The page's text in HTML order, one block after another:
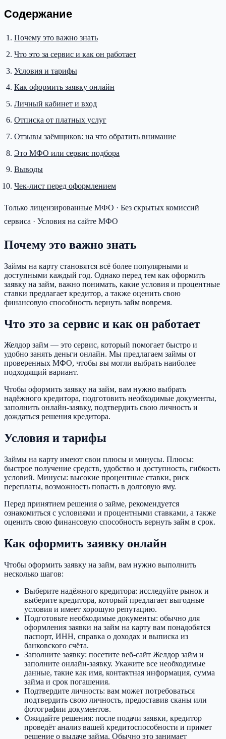
Содержание
Почему это важно знать
Что это за сервис и как он работает
Условия и тарифы
Как оформить заявку онлайн
Личный кабинет и вход
Отписка от платных услуг
Отзывы заёмщиков: на что обратить внимание
Это МФО или сервис подбора
Выводы
Чек-лист перед оформлением
Только лицензированные МФО · Без скрытых комиссий
сервиса · Условия на сайте МФО
Почему это важно знать
Займы на карту становятся всё более популярными и
доступными каждый год. Однако перед тем как оформить
заявку на займ, важно понимать, какие условия и процентные
ставки предлагает кредитор, а также оценить свою
финансовую способность вернуть займ вовремя.
Что это за сервис и как он работает
Желдор займ — это сервис, который помогает быстро и
удобно занять деньги онлайн. Мы предлагаем займы от
проверенных МФО, чтобы вы могли выбрать наиболее
подходящий вариант.
Чтобы оформить заявку на займ, вам нужно выбрать
надёжного кредитора, подготовить необходимые документы,
заполнить онлайн-заявку, подтвердить свою личность и
дождаться решения кредитора.
Условия и тарифы
Займы на карту имеют свои плюсы и минусы. Плюсы:
быстрое получение средств, удобство и доступность, гибкость
условий. Минусы: высокие процентные ставки, риск
переплаты, возможность попасть в долговую яму.
Перед принятием решения о займе, рекомендуется
ознакомиться с условиями и процентными ставками, а также
оценить свою финансовую способность вернуть займ в срок.
Как оформить заявку онлайн
Чтобы оформить заявку на займ, вам нужно выполнить
несколько шагов:
Выберите надёжного кредитора: исследуйте рынок и
выберите кредитора, который предлагает выгодные
условия и имеет хорошую репутацию.
Подготовьте необходимые документы: обычно для
оформления заявки на займ на карту вам понадобятся
паспорт, ИНН, справка о доходах и выписка из
банковского счёта.
Заполните заявку: посетите веб-сайт Желдор займ и
заполните онлайн-заявку. Укажите все необходимые
данные, такие как имя, контактная информация, сумма
займа и срок погашения.
Подтвердите личность: вам может потребоваться
подтвердить свою личность, предоставив сканы или
фотографии документов.
Ожидайте решения: после подачи заявки, кредитор
проведёт анализ вашей кредитоспособности и примет
решение о выдаче займа. Обычно это занимает